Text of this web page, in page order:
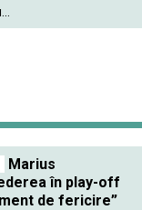
Marius
în play-off
de fericire”